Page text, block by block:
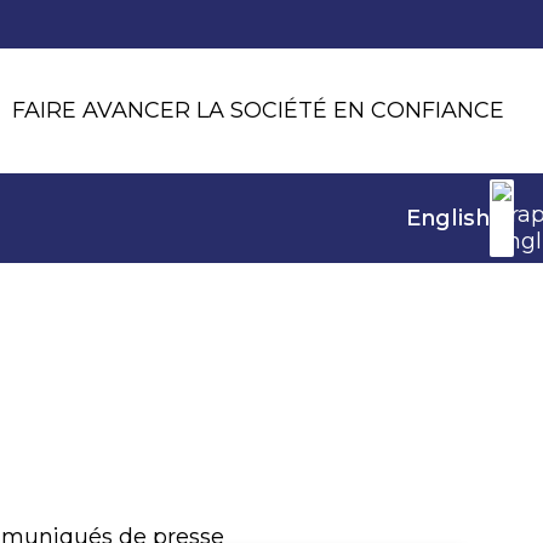
FAIRE AVANCER LA SOCIÉTÉ EN CONFIANCE
English
de presse